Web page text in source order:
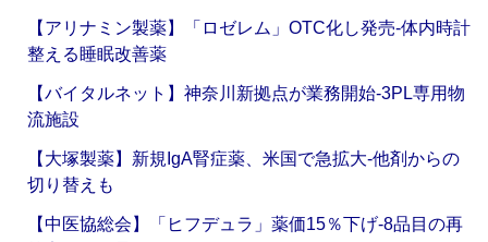
【アリナミン製薬】「ロゼレム」OTC化し発売‐体内時計
整える睡眠改善薬
【バイタルネット】神奈川新拠点が業務開始‐3PL専用物
流施設
【大塚製薬】新規IgA腎症薬、米国で急拡大‐他剤からの
切り替えも
【中医協総会】「ヒフデュラ」薬価15％下げ‐8品目の再